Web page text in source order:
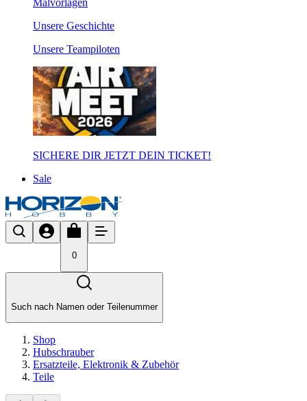
Malvorlagen
Unsere Geschichte
Unsere Teampiloten
SICHERE DIR JETZT DEIN TICKET!
Sale
0
Such nach Namen oder Teilenummer
Shop
Hubschrauber
Ersatzteile, Elektronik & Zubehör
Teile